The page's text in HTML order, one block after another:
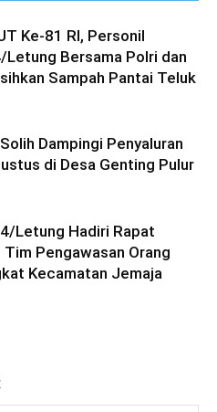
Ke-81 RI, Personil
Letung Bersama Polri dan
Sampah Pantai Teluk
Dampingi Penyaluran
di Desa Genting Pulur
Letung Hadiri Rapat
Pengawasan Orang
Kecamatan Jemaja